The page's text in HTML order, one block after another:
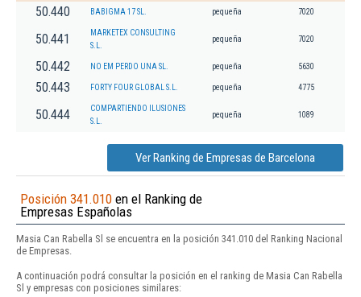
50.440 BABIGMA 17 SL. pequeña 7020
50.441
MARKETEX CONSULTING
S.L.
pequeña 7020
50.442 NO EM PERDO UNA SL. pequeña 5630
50.443 FORTY FOUR GLOBAL S.L. pequeña 4775
50.444
COMPARTIENDO ILUSIONES
S.L.
pequeña 1089
Ver Ranking de Empresas de Barcelona
Posición 341.010 en el Ranking de
Empresas Españolas
Masia Can Rabella Sl se encuentra en la posición 341.010 del Ranking Nacional
de Empresas.
A continuación podrá consultar la posición en el ranking de Masia Can Rabella
Sl y empresas con posiciones similares: